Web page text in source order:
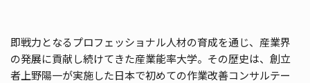
即戦力となるプロフェッショナル人材の育成を通じ、産業界
の発展に貢献し続けてきた産業能率大学。その歴史は、創立
者上野陽一が実施した日本で初めての作業改善コンサルテー